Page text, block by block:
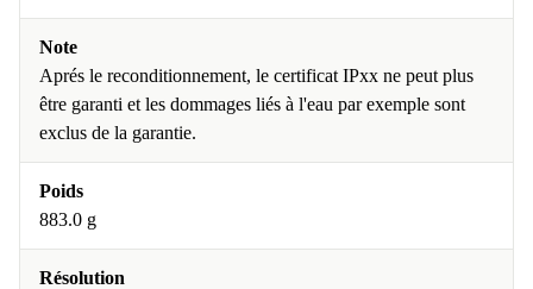
Note
Aprés le reconditionnement, le certificat IPxx ne peut plus
être garanti et les dommages liés à l'eau par exemple sont
exclus de la garantie.
Poids
883.0 g
Résolution